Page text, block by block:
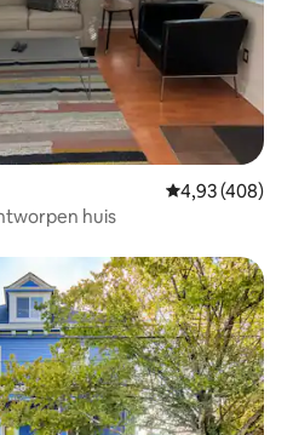
Gemiddelde
4,93 (408)
huis